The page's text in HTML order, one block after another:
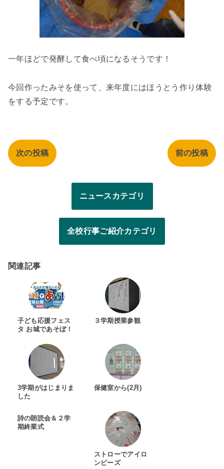
一年ほどで発酵して食べ頃になるそうです！
今回作ったみそを使って、来年度にはほうとう作り体験
をする予定です。
次の投稿 前の投稿
ニュースカテゴリ
全校行事ご紹介カテゴリ
関連記事
子ども応援フェス
タ お城であそぼ！
３学期授業参観
3学期がはじまりま
した
保健室から(2月)
詩の朗読会＆２学
期終業式
ストローでアイロ
ンビーズ